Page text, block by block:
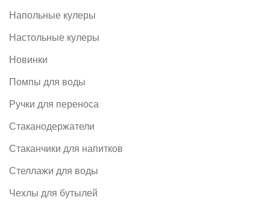
Напольные кулеры
Настольные кулеры
Новинки
Помпы для воды
Ручки для переноса
Стаканодержатели
Стаканчики для напитков
Стеллажи для воды
Чехлы для бутылей